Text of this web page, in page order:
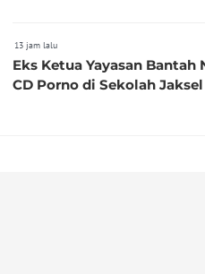
13 jam lalu
Eks Ketua Yayasan Bantah
CD Porno di Sekolah